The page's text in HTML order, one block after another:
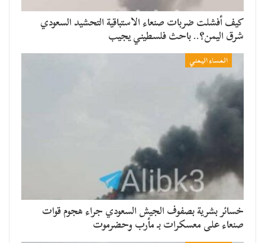
​كيف أفشلت ضربات صنعاء الاستباقية التحشيد السعودي
شرق اليمن؟.. باحث فلسطيني يجيب
المساء اليمني
خسائر بشرية بصفوف الجيش السعودي جراء هجوم قوات
صنعاء على معسكرات بـ مأرب وحضرموت